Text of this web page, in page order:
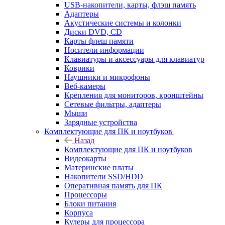
USB-накопители, карты, флэш память
Адаптеры
Акустические системы и колонки
Диски DVD, CD
Карты флеш памяти
Носители информации
Клавиатуры и аксессуары для клавиатур
Коврики
Наушники и микрофоны
Веб-камеры
Крепления для мониторов, кронштейны
Сетевые фильтры, адаптеры
Мыши
Зарядные устройства
Комплектующие для ПК и ноутбуков
Назад
Комплектующие для ПК и ноутбуков
Видеокарты
Материнские платы
Накопители SSD/HDD
Оперативная память для ПК
Процессоры
Блоки питания
Корпуса
Кулеры для процессора